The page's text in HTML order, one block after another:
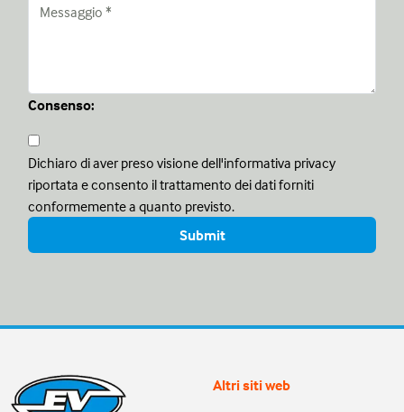
Consenso:
Dichiaro di aver preso visione dell'informativa privacy
riportata e consento il trattamento dei dati forniti
conformemente a quanto previsto.
Altri siti web